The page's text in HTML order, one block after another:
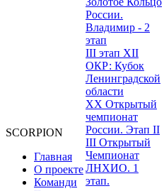
SCORPION
Главная
О проекте
Команди
России.
Владимир - 2
этап
III этап XII
ОКР: Кубок
Ленинградской
области
XX Открытый
чемпионат
России. Этап II
III Открытый
Чемпионат
ЛНХИО. 1
этап.